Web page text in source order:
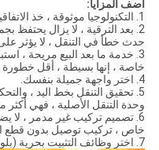
أضف المزايا:
1. التكنولوجيا موثوقة ، خذ الاتفاقية الأصلية ؛
2. بعد الترقية ، لا يزال
حدث خطأ في التنقل ، لا يؤثر
3. خدمة ما بعد البيع مريحة ،
خاصة ، إنها بسيطة ، أقل خطورة
4. اختر واجهة جميلة بنفسك.
5. تحقيق التنقل بخط اليد ،
وحدة التنقل الأصلية ، فهي أكثر
6. تصميم تركيب غير مدمر ، لا
خاص ، تركيب توصيل بدون قطع
7. اختر وظائف التثبيت بحرية (بلوتوث اختياري) ؛